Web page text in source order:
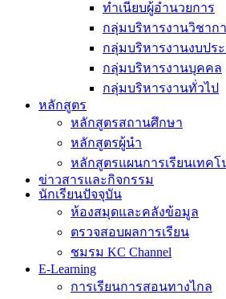
ทำเนียบผู้อำนวยการ
กลุ่มบริหารงานวิชาก
กลุ่มบริหารงานงบปร
กลุ่มบริหารงานบุคคล
กลุ่มบริหารงานทั่วไป
หลักสูตร
หลักสูตรสถานศึกษา
หลักสูตรผู้นำ
หลักสูตรแผนการเรียนเทค
ข่าวสารและกิจกรรม
นักเรียนปัจจุบัน
ห้องสมุดและคลังข้อมูล
ตรวจสอบผลการเรียน
ชมรม KC Channel
E-Learning
การเรียนการสอนทางไกล